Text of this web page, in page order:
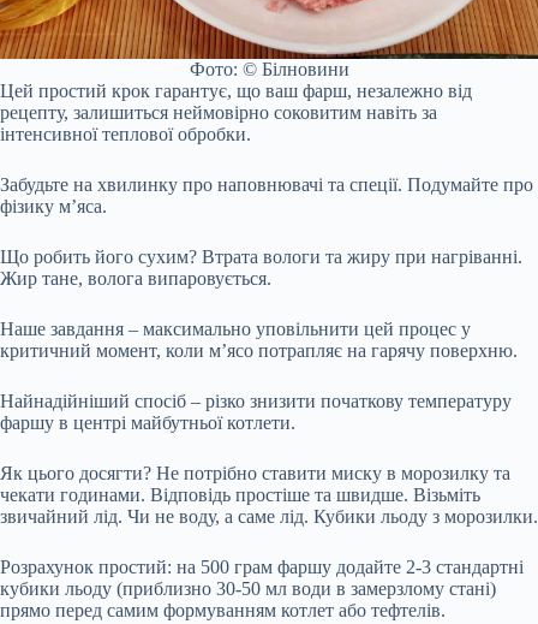
Фото: © Білновини
Цей простий крок гарантує, що ваш фарш, незалежно від
рецепту, залишиться неймовірно соковитим навіть за
інтенсивної теплової обробки.
Забудьте на хвилинку про наповнювачі та спеції. Подумайте про
фізику м’яса.
Що робить його сухим? Втрата вологи та жиру при нагріванні.
Жир тане, волога випаровується.
Наше завдання – максимально уповільнити цей процес у
критичний момент, коли м’ясо потрапляє на гарячу поверхню.
Найнадійніший спосіб – різко знизити початкову температуру
фаршу в центрі майбутньої котлети.
Як цього досягти? Не потрібно ставити миску в морозилку та
чекати годинами. Відповідь простіше та швидше. Візьміть
звичайний лід. Чи не воду, а саме лід. Кубики льоду з морозилки.
Розрахунок простий: на 500 грам фаршу додайте 2-3 стандартні
кубики льоду (приблизно 30-50 мл води в замерзлому стані)
прямо перед самим формуванням котлет або тефтелів.